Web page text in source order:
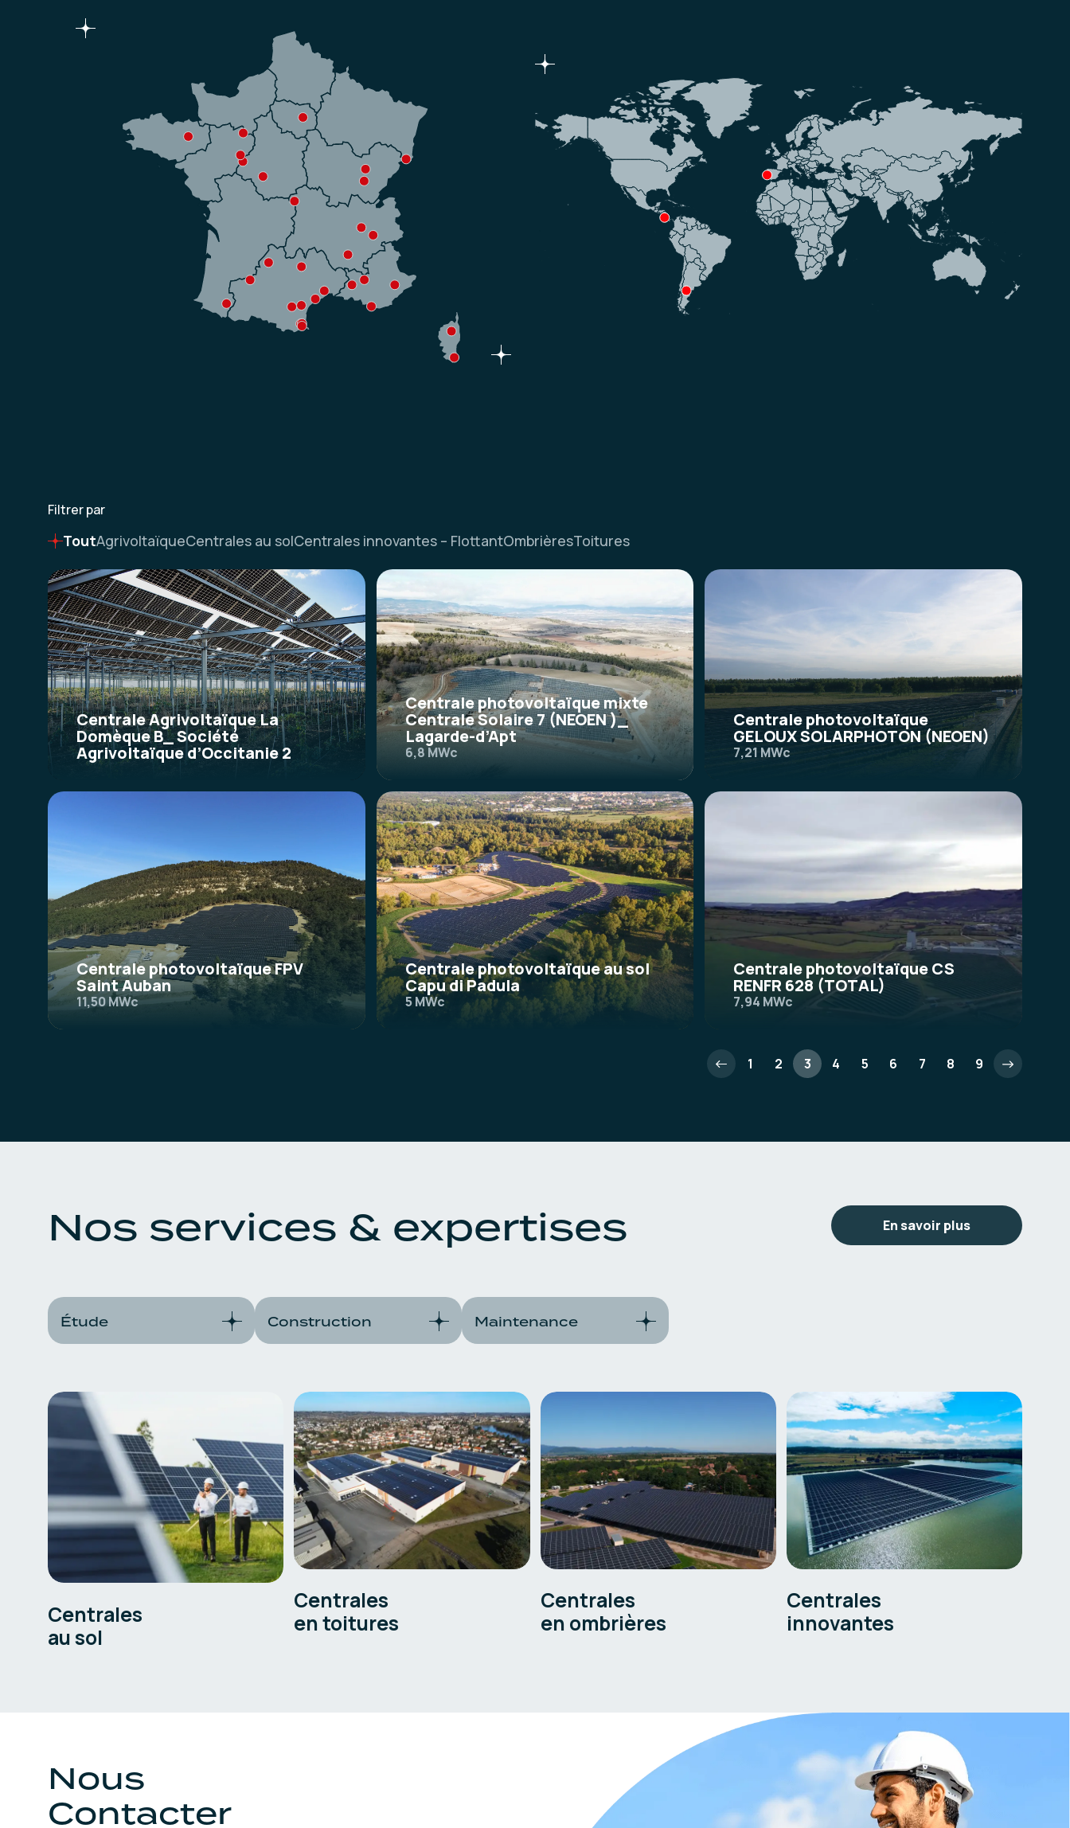
Filtrer par
ToutAgrivoltaïqueCentrales au solCentrales innovantes – FlottantOmbrièresToitures
Centrale Agrivoltaïque La
Domèque B_ Société
Agrivoltaïque d’Occitanie 2
Centrale photovoltaïque mixte
Centrale Solaire 7 (NEOEN )_
Lagarde-d’Apt
6,8 MWc
Centrale photovoltaïque
GELOUX SOLARPHOTON (NEOEN)
7,21 MWc
Centrale photovoltaïque FPV
Saint Auban
11,50 MWc
Centrale photovoltaïque au sol
Capu di Padula
5 MWc
Centrale photovoltaïque CS
RENFR 628 (TOTAL)
7,94 MWc
1 2 3 4 5 6 7 8 9
Nos services & expertises En savoir plus
Étude
En savoir plus
Construction
En savoir plus
Maintenance
En savoir plus
Centrales
au sol
Centrales
en toitures
Centrales
en ombrières
Centrales
innovantes
Nous
Contacter